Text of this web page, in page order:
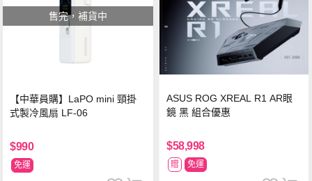
售完，補貨中
【中華員購】LaPO mini 頸掛
式製冷風扇 LF-06
$990
免運
ASUS ROG XREAL R1 AR眼
鏡 黑 組合優惠
$58,998
贈 免運